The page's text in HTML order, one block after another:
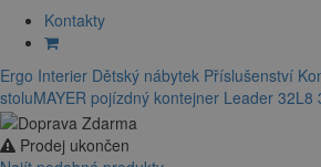
Kontakty
Ergo Interier Dětský nábytek Příslušenství
stoluMAYER pojízdný kontejner Leader
Prodej ukončen